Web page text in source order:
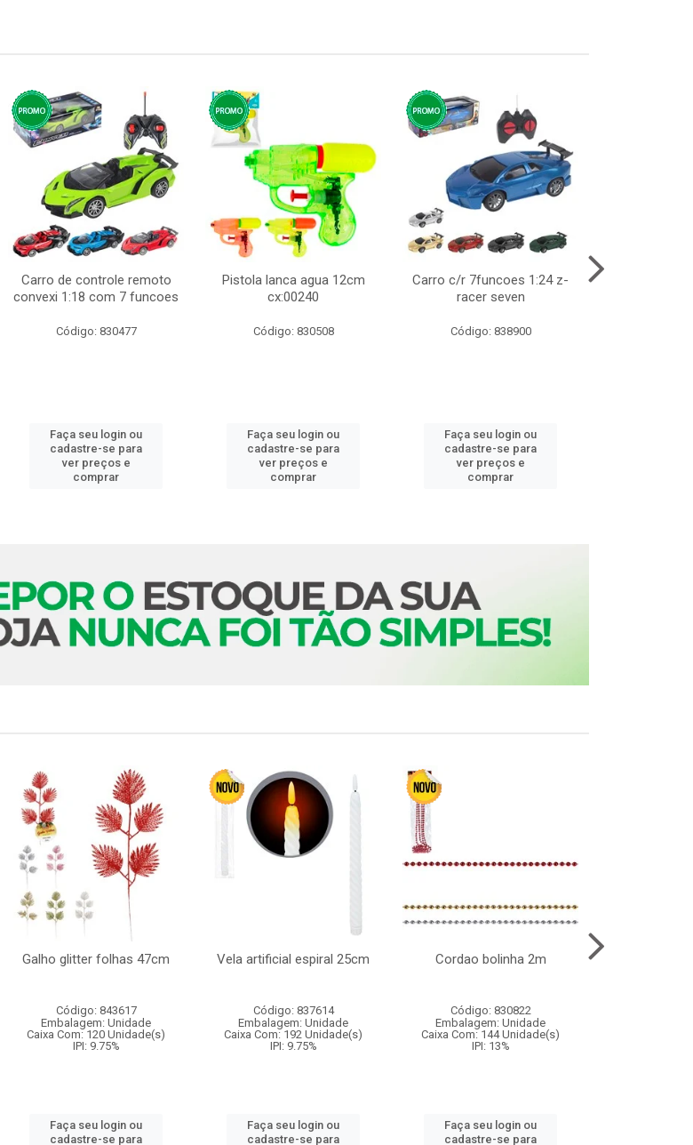
Carro de controle remoto
convexi 1:18 com 7 funcoes
Código: 830477
Faça seu login ou
cadastre-se para
ver preços e
comprar
Pistola lanca agua 12cm
cx:00240
Código: 830508
Faça seu login ou
cadastre-se para
ver preços e
comprar
Carro c/r 7funcoes 1:24 z-
racer seven
Código: 838900
Faça seu login ou
cadastre-se para
ver preços e
comprar
Galho glitter folhas 47cm
Código: 843617
Embalagem: Unidade
Caixa Com: 120 Unidade(s)
IPI: 9.75%
Faça seu login ou
cadastre-se para
Vela artificial espiral 25cm
Código: 837614
Embalagem: Unidade
Caixa Com: 192 Unidade(s)
IPI: 9.75%
Faça seu login ou
cadastre-se para
Cordao bolinha 2m
Código: 830822
Embalagem: Unidade
Caixa Com: 144 Unidade(s)
IPI: 13%
Faça seu login ou
cadastre-se para